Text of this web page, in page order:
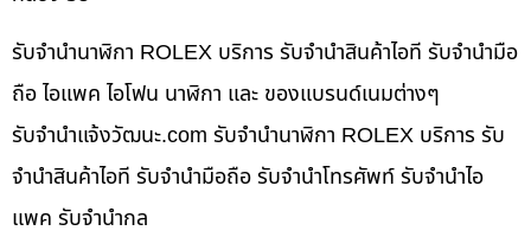
รับจำนำนาฬิกา ROLEX บริการ รับจำนำสินค้าไอที รับจำนำมือ
ถือ ไอแพค ไอโฟน นาฬิกา และ ของแบรนด์เนมต่างๆ
รับจํานําแจ้งวัฒนะ.com รับจำนำนาฬิกา ROLEX บริการ รับ
จำนำสินค้าไอที รับจำนำมือถือ รับจำนำโทรศัพท์ รับจำนำไอ
แพค รับจำนำกล